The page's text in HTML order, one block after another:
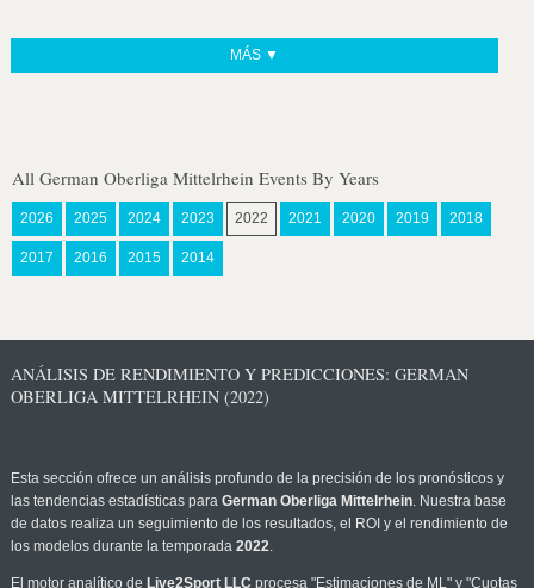
MÁS ▼
All German Oberliga Mittelrhein Events By Years
2026 2025 2024 2023 2022 2021 2020 2019 2018
2017 2016 2015 2014
ANÁLISIS DE RENDIMIENTO Y PREDICCIONES: GERMAN
OBERLIGA MITTELRHEIN (2022)
Esta sección ofrece un análisis profundo de la precisión de los pronósticos y
las tendencias estadísticas para German Oberliga Mittelrhein. Nuestra base
de datos realiza un seguimiento de los resultados, el ROI y el rendimiento de
los modelos durante la temporada 2022.
El motor analítico de Live2Sport LLC procesa "Estimaciones de ML" y "Cuotas